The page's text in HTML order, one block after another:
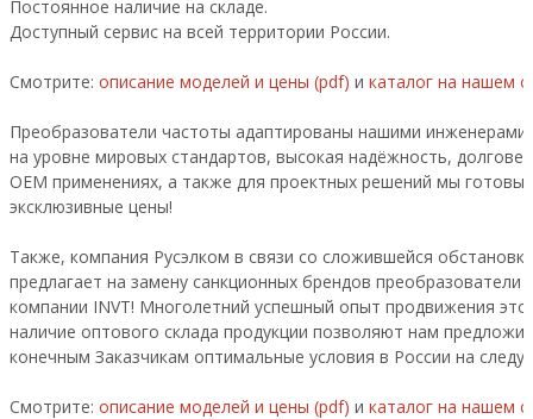
Постоянное наличие на складе.
Доступный сервис на всей территории России.
Смотрите: описание моделей и цены (pdf) и каталог на нашем
Преобразователи частоты адаптированы нашими инженерами
на уровне мировых стандартов, высокая надёжность,
ОЕМ применениях, а также для проектных решений мы готовы
эксклюзивные цены!
Также, компания Русэлком в связи со сложившейся
предлагает на замену санкционных брендов
компании INVT! Многолетний успешный опыт продвижения
наличие оптового склада продукции позволяют нам
конечным Заказчикам оптимальные условия в России на
Смотрите: описание моделей и цены (pdf) и каталог на нашем